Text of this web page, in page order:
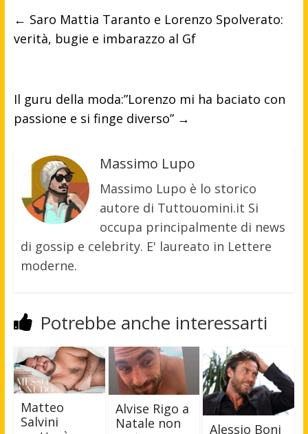
← Saro Mattia Taranto e Lorenzo Spolverato:
verità, bugie e imbarazzo al Gf
Il guru della moda:”Lorenzo mi ha baciato con
passione e si finge diverso” →
Massimo Lupo
Massimo Lupo è lo storico
autore di Tuttouomini.it Si
occupa principalmente di news
di gossip e celebrity. E' laureato in Lettere
moderne.
Potrebbe anche interessarti
Matteo
Salvini
Alvise Rigo a
Natale non
Alessio Boni